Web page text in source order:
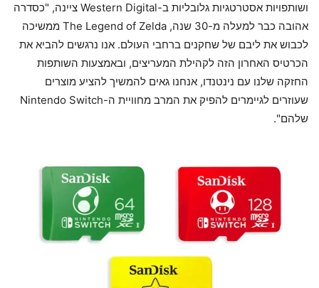
ושותפויות אסטרטגיות גלובליות ב-Western Digital ציינה, "כסדרה
אהובה כבר למעלה מ-30 שנה, The Legend of Zelda ממשיכה
לכבוש את ליבם של שחקנים ברחבי העולם. אנו נרגשים להביא את
הכרטיס האחרון הזה לקהילת המעריצים, ובאמצעות השותפות
החזקה שלנו עם נינטנדו, אנחנו גאים להמשיך להציע מוצרים
שעוזרים לגיימרים להפיק את המרב מחוויית ה-Nintendo Switch
שלהם".